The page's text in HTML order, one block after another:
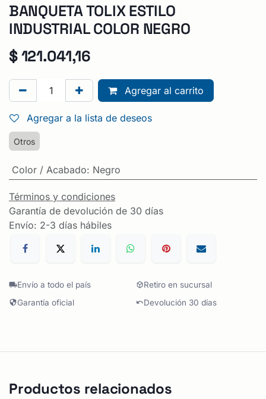
BANQUETA TOLIX ESTILO
INDUSTRIAL COLOR NEGRO
$121.041,16
Agregar al carrito
Agregar a la lista de deseos
Otros
Color / Acabado: Negro
Términos y condiciones
Garantía de devolución de 30 días
Envío: 2-3 días hábiles
Envío a todo el país
Retiro en sucursal
Garantía oficial
Devolución 30 días
Productos relacionados